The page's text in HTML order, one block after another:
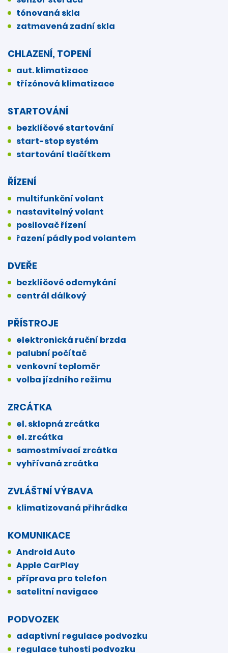
tónovaná skla
zatmavená zadní skla
CHLAZENÍ, TOPENÍ
aut. klimatizace
třízónová klimatizace
STARTOVÁNÍ
bezklíčové startování
start-stop systém
startování tlačítkem
ŘÍZENÍ
multifunkční volant
nastavitelný volant
posilovač řízení
řazení pádly pod volantem
DVEŘE
bezklíčové odemykání
centrál dálkový
PŘÍSTROJE
elektronická ruční brzda
palubní počítač
venkovní teploměr
volba jízdního režimu
ZRCÁTKA
el. sklopná zrcátka
el. zrcátka
samostmívací zrcátka
vyhřívaná zrcátka
ZVLÁŠTNÍ VÝBAVA
klimatizovaná přihrádka
KOMUNIKACE
Android Auto
Apple CarPlay
příprava pro telefon
satelitní navigace
PODVOZEK
adaptivní regulace podvozku
regulace tuhosti podvozku